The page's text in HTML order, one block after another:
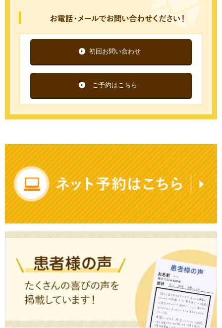
初回お問い合わせ
ご予約はこちら